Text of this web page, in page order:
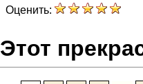
Оценить:
Этот